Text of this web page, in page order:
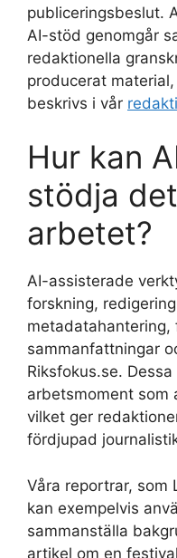
publiceringsbeslut.
AI-stöd genomgår
redaktionella
producerat
beskrivs i vår
Hur kan
stödja
arbetet?
AI-assisterade
forskning,
metadatahantering,
sammanfattningar
Riksfokus.se.
arbetsmoment som
vilket ger
fördjupad
Våra reportrar, som
kan exempelvis
sammanställa
artikel om en